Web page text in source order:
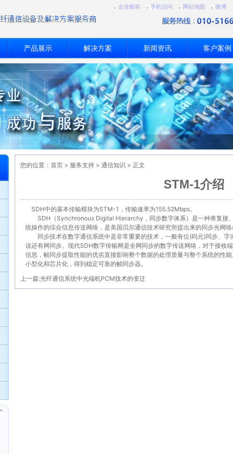
企业邮箱 手机访问 网站地图 微博
产品展示 解决方案 新闻资讯 客户案例
您的位置： 首页 > 服务支持 > 通信知识 > 正文
STM-1介绍
SDH中的基本传输模块为STM-1，传输速率为155.52Mbps。
SDH（Synchronous Digital Hierarchy，同步数字体系）是一种将复接
统操作的综合信息传送网络，是美国贝尔通信技术研究所提出来的同步光网络
同步技术在数字通信系统中是非常重要的技术，一般有位(码元)同步、字(
说还有网同步。现代SDH数字传输网是全网同步的数字传送网络，对于接收
信息，帧同步提取性能的优劣直接影响整个数据的处理质量与整个系统的性
小型化和芯片化，得到稳定可靠的帧同步器。
上一篇:光纤通信系统中光端机PCM技术的变迁